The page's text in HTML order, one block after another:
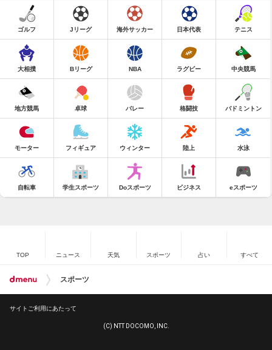
ゴルフ Jリーグ 海外サッカー 日本代表 テニス
大相撲 Bリーグ NBA ラグビー 中央競馬
地方競馬 卓球 バレー 格闘技 バドミントン
モーター フィギュア ウィンター 陸上 水泳
自転車 学生スポーツ Doスポーツ ビジネス eスポーツ
TOP ニュース 天気 スポーツ 占い すべて
スポーツ
サイトご利用にあたって
(C) NTT DOCOMO, INC.